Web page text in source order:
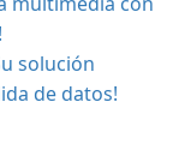
solución
de datos!